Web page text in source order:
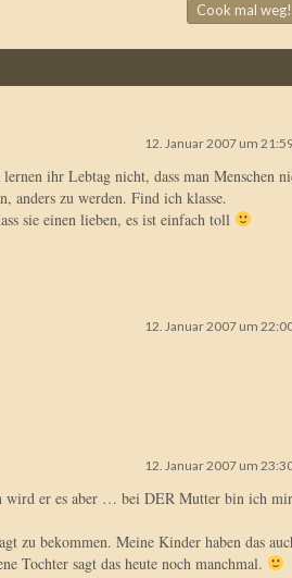
Cook mal weg!
12. Januar 2007 um
ihr Lebtag nicht, dass man Menschen
anders zu werden. Find ich klasse.
sie einen lieben, es ist einfach toll
12. Januar 2007 um
12. Januar 2007 um
wird er es aber … bei DER Mutter bin ich mir
zu bekommen. Meine Kinder haben das
Tochter sagt das heute noch manchmal.